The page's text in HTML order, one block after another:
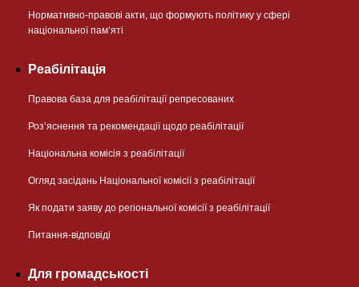
Нормативно-правові акти, що формують політику у сфері
національної памʼяті
Реабілітація
Правова база для реабілітації репресованих
Розʼяснення та рекомендації щодо реабілітації
Національна комісія з реабілітації
Огляд засідань Національної комісії з реабілітації
Як подати заяву до регіональної комісії з реабілітації
Питання-відповіді
Для громадськості